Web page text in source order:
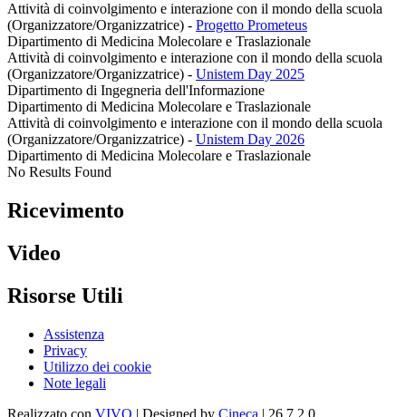
Attività di coinvolgimento e interazione con il mondo della scuola
(Organizzatore/Organizzatrice) - Progetto Prometeus
Dipartimento di Medicina Molecolare e Traslazionale
Attività di coinvolgimento e interazione con il mondo della scuola
(Organizzatore/Organizzatrice) - Unistem Day 2025
Dipartimento di Ingegneria dell'Informazione
Dipartimento di Medicina Molecolare e Traslazionale
Attività di coinvolgimento e interazione con il mondo della scuola
(Organizzatore/Organizzatrice) - Unistem Day 2026
Dipartimento di Medicina Molecolare e Traslazionale
No Results Found
Ricevimento
Video
Risorse Utili
Assistenza
Privacy
Utilizzo dei cookie
Note legali
Realizzato con VIVO | Designed by Cineca | 26.7.2.0